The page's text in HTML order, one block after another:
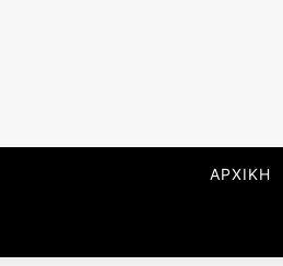
ΑΡΧΙΚΗ